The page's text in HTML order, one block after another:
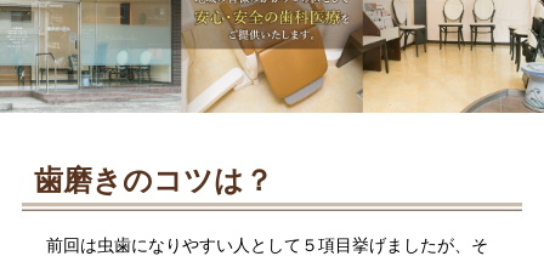
歯磨きのコツは？
前回は虫歯になりやすい人として５項目挙げましたが、そ